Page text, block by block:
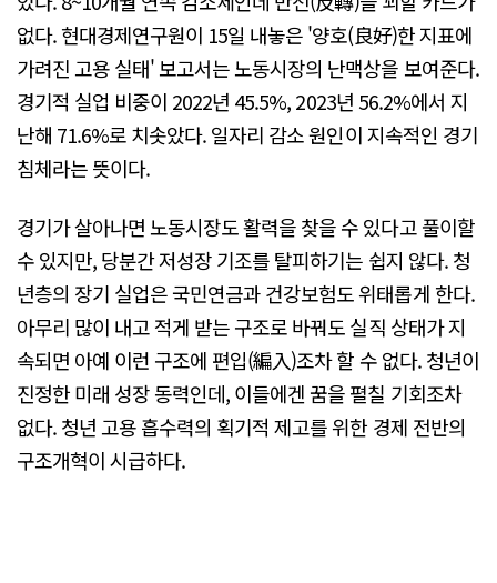
없다. 현대경제연구원이 15일 내놓은 '양호(良好)한 지표에
가려진 고용 실태' 보고서는 노동시장의 난맥상을 보여준다.
경기적 실업 비중이 2022년 45.5%, 2023년 56.2%에서 지
난해 71.6%로 치솟았다. 일자리 감소 원인이 지속적인 경기
침체라는 뜻이다.
경기가 살아나면 노동시장도 활력을 찾을 수 있다고 풀이할
수 있지만, 당분간 저성장 기조를 탈피하기는 쉽지 않다. 청
년층의 장기 실업은 국민연금과 건강보험도 위태롭게 한다.
아무리 많이 내고 적게 받는 구조로 바꿔도 실직 상태가 지
속되면 아예 이런 구조에 편입(編入)조차 할 수 없다. 청년이
진정한 미래 성장 동력인데, 이들에겐 꿈을 펼칠 기회조차
없다. 청년 고용 흡수력의 획기적 제고를 위한 경제 전반의
구조개혁이 시급하다.